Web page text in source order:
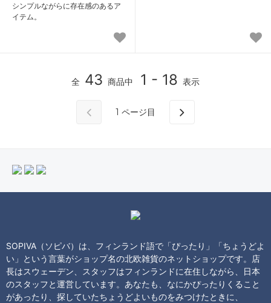
シンプルながらに存在感のあるア
イテム。
全 43 商品中 1 - 18 表示
1 ページ目
SOPIVA（ソピバ）は、フィンランド語で「ぴったり」「ちょうどよ
い」という言葉がショップ名の北欧雑貨のネットショップです。店
長はスウェーデン、スタッフはフィンランドに在住しながら、日本
のスタッフと運営しています。あなたも、なにかぴったりくること
があったり、探していたちょうどよいものをみつけたときに、